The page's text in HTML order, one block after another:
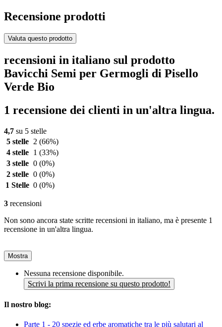
Recensione prodotti
Valuta questo prodotto
recensioni in italiano sul prodotto
Bavicchi Semi per Germogli di Pisello
Verde Bio
1 recensione dei clienti in un'altra lingua.
4,7 su 5 stelle
5 stelle
2 (66%)
4 stelle
1 (33%)
3 stelle 0 (0%)
2 stelle 0 (0%)
1 Stelle 0 (0%)
3 recensioni
Non sono ancora state scritte recensioni in italiano, ma è presente 1
recensione in un'altra lingua.
Mostra
Nessuna recensione disponibile.
Scrivi la prima recensione su questo prodotto!
Il nostro blog:
Parte 1 - 20 spezie ed erbe aromatiche tra le più salutari al